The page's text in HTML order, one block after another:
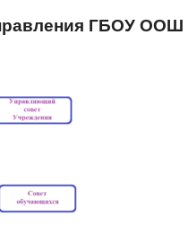
ГБОУ ООШ